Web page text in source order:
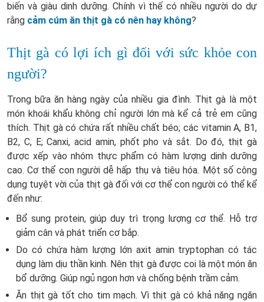
biến và giàu dinh dưỡng. Chính vì thế có nhiều người do dự
rằng cảm cúm ăn thịt gà có nên hay không?
Thịt gà có lợi ích gì đối với sức khỏe con
người?
Trong bữa ăn hàng ngày của nhiều gia đình. Thịt gà là một
món khoái khẩu không chỉ người lớn mà kể cả trẻ em cũng
thích. Thịt gà có chứa rất nhiều chất béo; các vitamin A, B1,
B2, C, E; Canxi, acid amin, phốt pho và sắt. Do đó, thịt gà
được xếp vào nhóm thực phẩm có hàm lượng dinh dưỡng
cao. Cơ thể con người dễ hấp thụ và tiêu hóa. Một số công
dụng tuyệt vời của thịt gà đối với cơ thể con người có thể kể
đến như:
Bổ sung protein, giúp duy trì trọng lượng cơ thể. Hỗ trợ
giảm cân và phát triển cơ bắp.
Do có chứa hàm lượng lớn axit amin tryptophan có tác
dụng làm dịu thần kinh. Nên thịt gà được coi là một món ăn
bổ dưỡng. Giúp ngủ ngon hơn và chống bệnh trầm cảm.
Ăn thịt gà tốt cho tim mạch. Vì thịt gà có khả năng ngăn